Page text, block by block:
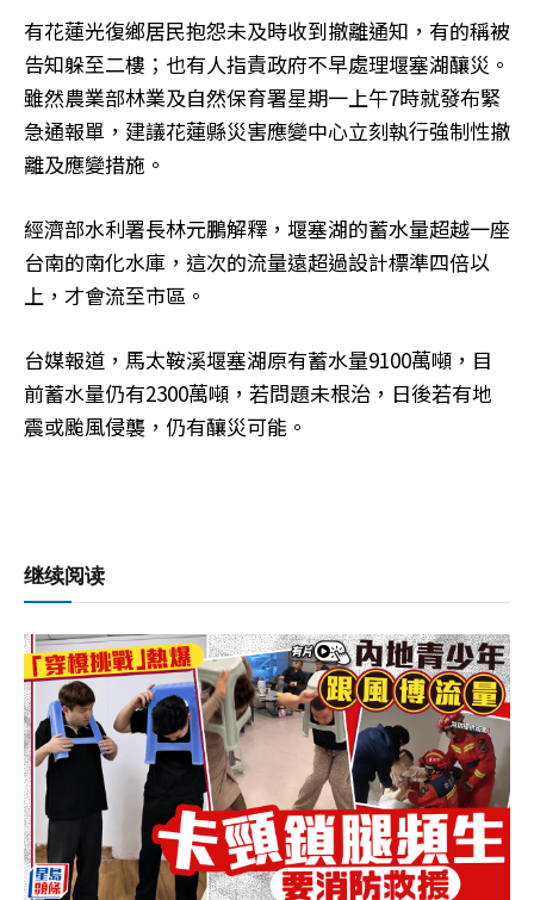
有花蓮光復鄉居民抱怨未及時收到撤離通知，有的稱被
告知躲至二樓；也有人指責政府不早處理堰塞湖釀災。
雖然農業部林業及自然保育署星期一上午7時就發布緊
急通報單，建議花蓮縣災害應變中心立刻執行強制性撤
離及應變措施。
經濟部水利署長林元鵬解釋，堰塞湖的蓄水量超越一座
台南的南化水庫，這次的流量遠超過設計標準四倍以
上，才會流至市區。
台媒報道，馬太鞍溪堰塞湖原有蓄水量9100萬噸，目
前蓄水量仍有2300萬噸，若問題未根治，日後若有地
震或颱風侵襲，仍有釀災可能。
继续阅读